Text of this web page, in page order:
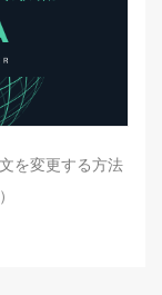
を変更する方法